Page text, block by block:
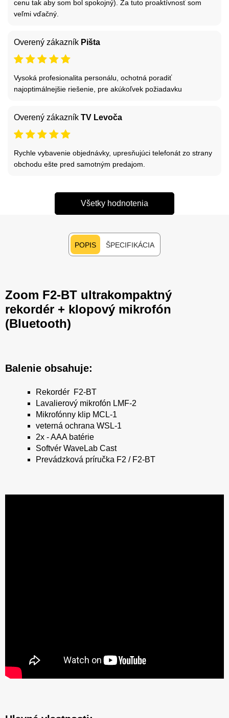
cenu tak aby som bol spokojný). Za tuto proaktívnosť som
veľmi vďačný.
Overený zákazník Pišta
Vysoká profesionalita personálu, ochotná poradiť
najoptimálnejšie riešenie, pre akúkoľvek požiadavku
Overený zákazník TV Levoča
Rychle vybavenie objednávky, upresňujúci telefonát zo strany
obchodu ešte pred samotným predajom.
Všetky hodnotenia
POPIS ŠPECIFIKÁCIA
Zoom F2-BT ultrakompaktný
rekordér + klopový mikrofón
(Bluetooth)
Balenie obsahuje:
Rekordér F2-BT
Lavalierový mikrofón LMF-2
Mikrofónny klip MCL-1
veterná ochrana WSL-1
2x - AAA batérie
Softvér WaveLab Cast
Prevádzková príručka F2 / F2-BT